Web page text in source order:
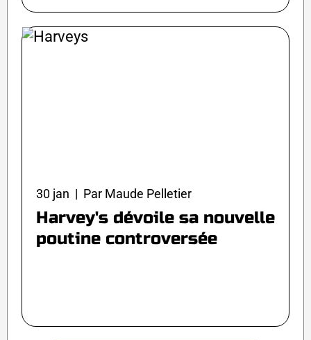
30 jan | Par Maude Pelletier
Harvey's dévoile sa nouvelle
poutine controversée